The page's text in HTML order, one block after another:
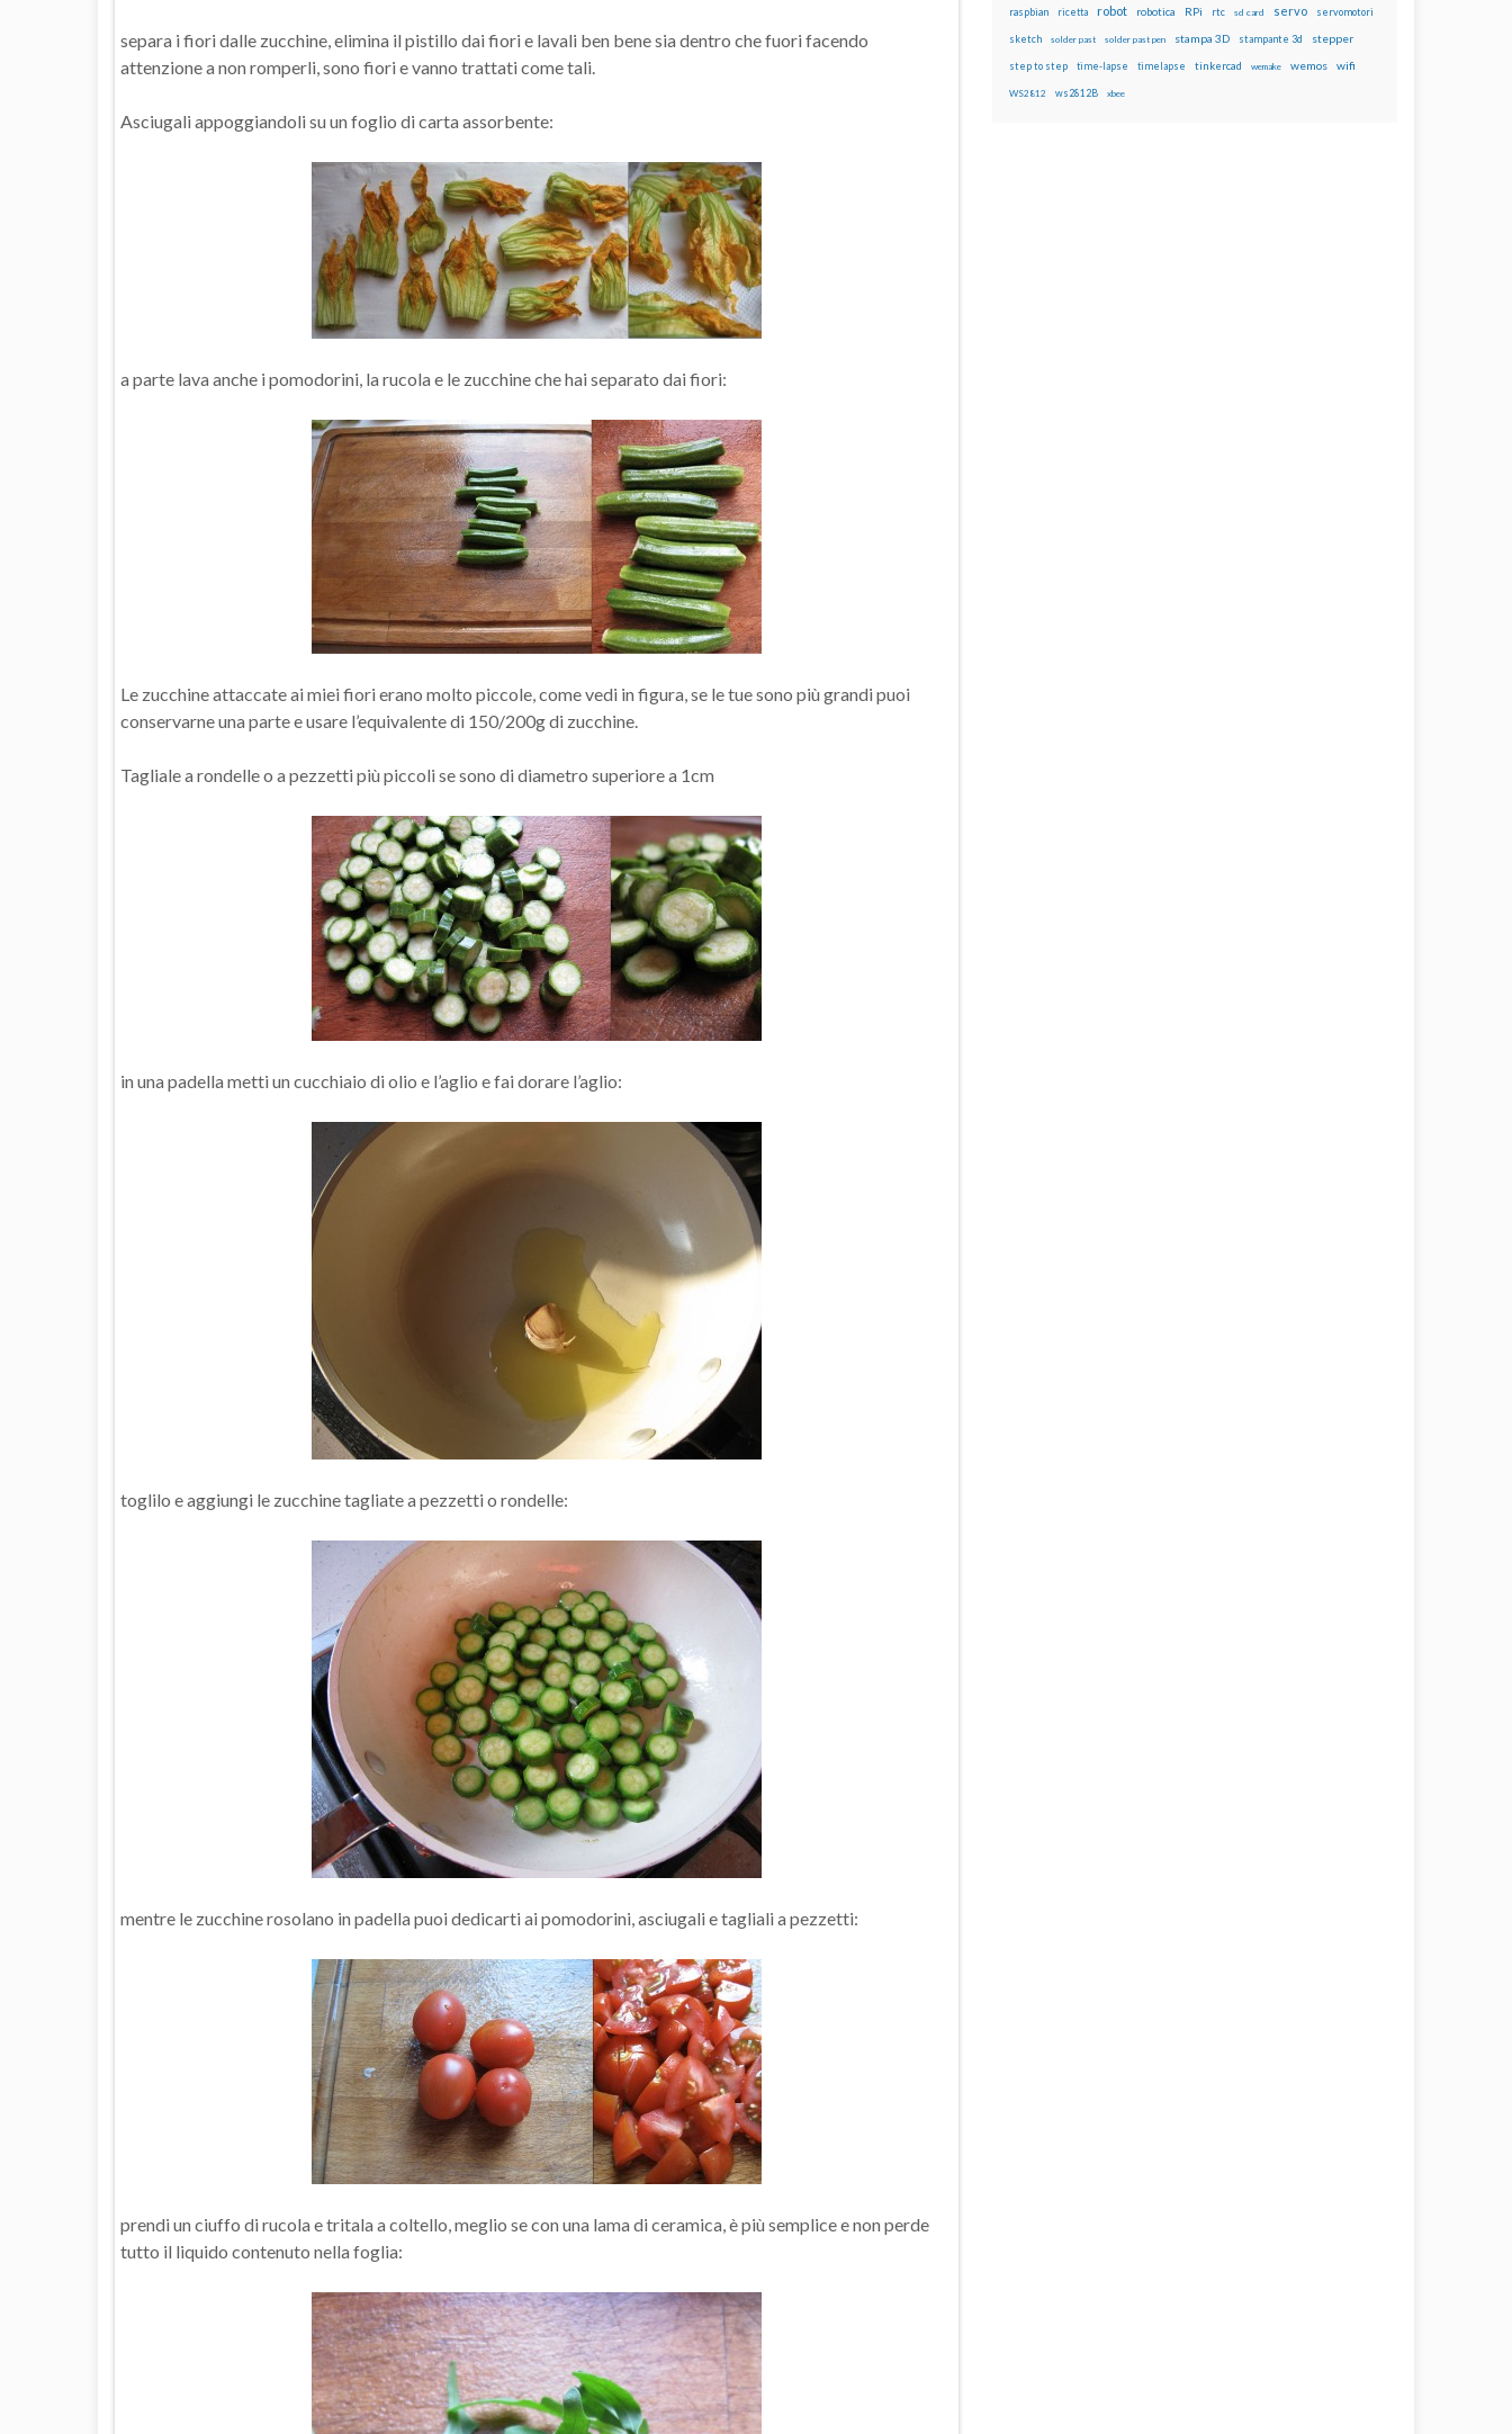
separa i fiori dalle zucchine, elimina il pistillo dai fiori e lavali ben bene sia dentro che fuori facendo
attenzione a non romperli, sono fiori e vanno trattati come tali.
Asciugali appoggiandoli su un foglio di carta assorbente:
a parte lava anche i pomodorini, la rucola e le zucchine che hai separato dai fiori:
Le zucchine attaccate ai miei fiori erano molto piccole, come vedi in figura, se le tue sono più grandi puoi
conservarne una parte e usare l’equivalente di 150/200g di zucchine.
Tagliale a rondelle o a pezzetti più piccoli se sono di diametro superiore a 1cm
in una padella metti un cucchiaio di olio e l’aglio e fai dorare l’aglio:
toglilo e aggiungi le zucchine tagliate a pezzetti o rondelle:
mentre le zucchine rosolano in padella puoi dedicarti ai pomodorini, asciugali e tagliali a pezzetti:
prendi un ciuffo di rucola e tritala a coltello, meglio se con una lama di ceramica, è più semplice e non perde
tutto il liquido contenuto nella foglia:
raspbian ricetta robot robotica RPi rtc sd card servo servomotori
sketch solder past solder past pen stampa 3D stampante 3d stepper
step to step time-lapse timelapse tinkercad wemake wemos wifi
WS2812 ws2812B xbee